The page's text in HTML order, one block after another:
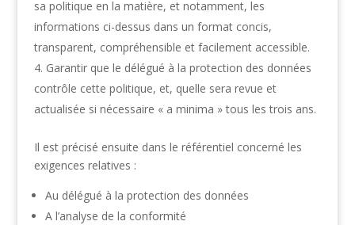
sa politique en la matière, et notamment, les
informations ci-dessus dans un format concis,
transparent, compréhensible et facilement accessible.
Garantir que le délégué à la protection des données
contrôle cette politique, et, quelle sera revue et
actualisée si nécessaire « a minima » tous les trois ans.
Il est précisé ensuite dans le référentiel concerné les
exigences relatives :
Au délégué à la protection des données
A l’analyse de la conformité